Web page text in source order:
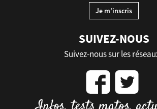
SUIVEZ-NOUS
Suivez-nous sur les